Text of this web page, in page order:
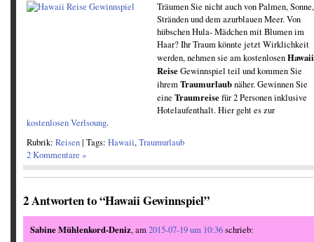
Träumen Sie nicht auch von Palmen, Sonne,
Stränden und dem azurblauen Meer. Von
hübschen Hula- Mädchen mit Blumen im
Haar? Ihr Traum könnte jetzt Wirklichkeit
werden, nehmen sie am kostenlosenHawaii
ReiseGewinnspiel teil und kommen Sie
ihremTraumurlaubnäher. Gewinnen Sie
eine Traumreisefür 2 Personen inklusive
Hotelaufenthalt. Hier geht es zur
kostenlosen Verlsoung.
Rubrik: Reisen| Tags: Hawaii,Traumurlaub
2 Kommentare »
2 Antworten to “Hawaii Gewinnspiel”
Sabine Mühlenkord-Deniz, am2015-07-19 um 10:36schrieb: